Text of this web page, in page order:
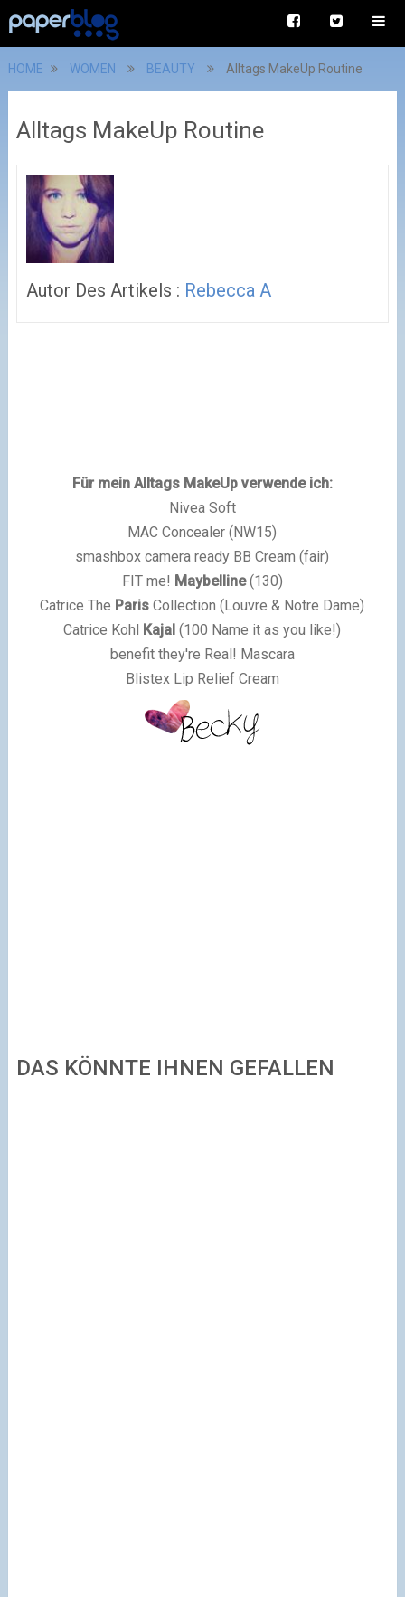
HOME WOMEN BEAUTY Alltags MakeUp Routine
Alltags MakeUp Routine
Autor Des Artikels : Rebecca A
Für mein Alltags MakeUp verwende ich:
Nivea Soft
MAC Concealer (NW15)
smashbox camera ready BB Cream (fair)
FIT me! Maybelline(130)
Catrice The Paris Collection (Louvre & Notre Dame)
Catrice Kohl Kajal (100 Name it as you like!)
benefit they're Real! Mascara
Blistex Lip Relief Cream
DAS KÖNNTE IHNEN GEFALLEN